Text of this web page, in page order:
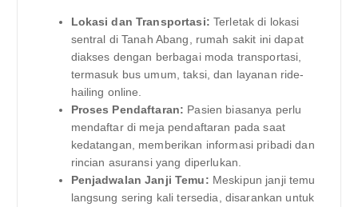
Lokasi dan Transportasi: Terletak di lokasi
sentral di Tanah Abang, rumah sakit ini dapat
diakses dengan berbagai moda transportasi,
termasuk bus umum, taksi, dan layanan ride-
hailing online.
Proses Pendaftaran: Pasien biasanya perlu
mendaftar di meja pendaftaran pada saat
kedatangan, memberikan informasi pribadi dan
rincian asuransi yang diperlukan.
Penjadwalan Janji Temu: Meskipun janji temu
langsung sering kali tersedia, disarankan untuk